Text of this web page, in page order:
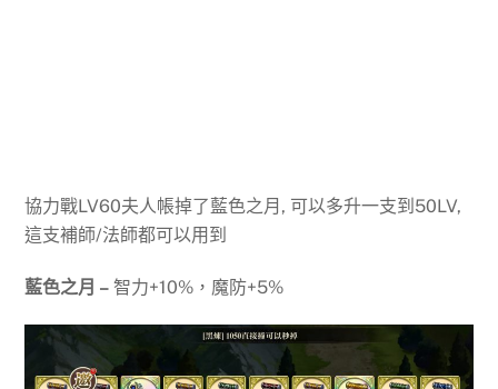
協力戰LV60夫人帳掉了藍色之月, 可以多升一支到50LV,
這支補師/法師都可以用到
藍色之月 – 智力+10%，魔防+5%